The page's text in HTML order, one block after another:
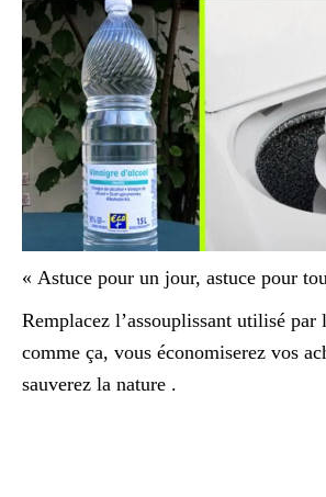
« Astuce pour un jour, astuce pour
Remplacez l’assouplissant utilisé par
comme ça, vous économiserez vos
sauverez la nature .